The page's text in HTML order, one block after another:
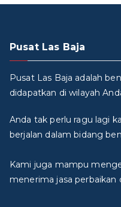
Pusat Las Baja
Pusat Las Baja adalah
didapatkan di wilayah
Anda tak perlu ragu lagi
berjalan dalam bidang
Kami juga mampu
menerima jasa perbaikan